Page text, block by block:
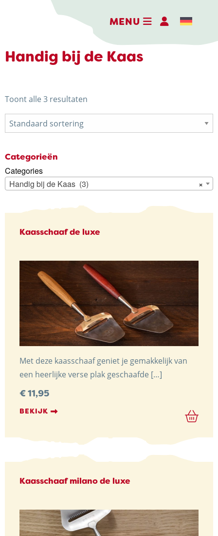
MENU
DE BELEEFBOERDERIJ
DE KAASMAKERIJ
ACTIVITEITEN
LANDWINKEL
WEBSHOP
NIEUWS & ACTUALITEITEN
Kaasboerderij Weenink
Eimersweg 3
0544 37 14 46
Handig bij de Kaas
Toont alle 3 resultaten
Categorieën
Categories
×
Handig bij de Kaas (3)
Kaasschaaf de luxe
Met deze kaasschaaf geniet je gemakkelijk van
een heerlijke verse plak geschaafde […]
€11,95
BEKIJK
Kaasschaaf milano de luxe